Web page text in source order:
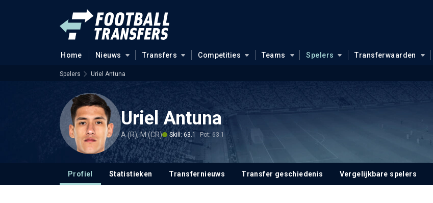
Home Nieuws Transfers Competities Teams Spelers Transferwaarden
Spelers Uriel Antuna
Uriel Antuna
A (R), M (CR) Skill: 63.1 Pot: 63.1
Profiel Statistieken Transfernieuws Transfer geschiedenis Vergelijkbare spelers